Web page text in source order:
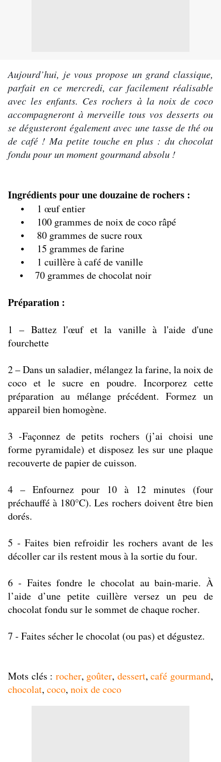
Aujourd’hui, je vous propose un grand classique,
parfait en ce mercredi, car facilement réalisable
avec les enfants. Ces rochers à la noix de coco
accompagneront à merveille tous vos desserts ou
se dégusteront également avec une tasse de thé ou
de café ! Ma petite touche en plus : du chocolat
fondu pour un moment gourmand absolu !
Ingrédients pour une douzaine de rochers :
• 1 œuf entier
• 100 grammes de noix de coco râpé
• 80 grammes de sucre roux
• 15 grammes de farine
• 1 cuillère à café de vanille
• 70 grammes de chocolat noir
Préparation :
1 – Battez l'œuf et la vanille à l'aide d'une
fourchette
2 – Dans un saladier, mélangez la farine, la noix de
coco et le sucre en poudre. Incorporez cette
préparation au mélange précédent. Formez un
appareil bien homogène.
3 -Façonnez de petits rochers (j’ai choisi une
forme pyramidale) et disposez les sur une plaque
recouverte de papier de cuisson.
4 – Enfournez pour 10 à 12 minutes (four
préchauffé à 180°C). Les rochers doivent être bien
dorés.
5 - Faites bien refroidir les rochers avant de les
décoller car ils restent mous à la sortie du four.
6 - Faites fondre le chocolat au bain-marie. À
l’aide d’une petite cuillère versez un peu de
chocolat fondu sur le sommet de chaque rocher.
7 - Faites sécher le chocolat (ou pas) et dégustez.
Mots clés : rocher, goûter, dessert,café gourmand,
chocolat, coco, noix de coco